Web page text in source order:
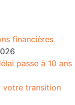
financières
passe à 10 ans
votre transition